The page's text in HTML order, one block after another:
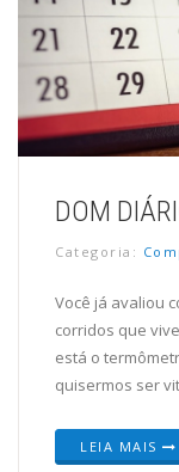
DOM
Categoria:
Você já avaliou
corridos que
está o
quisermos ser
LEIA MAIS